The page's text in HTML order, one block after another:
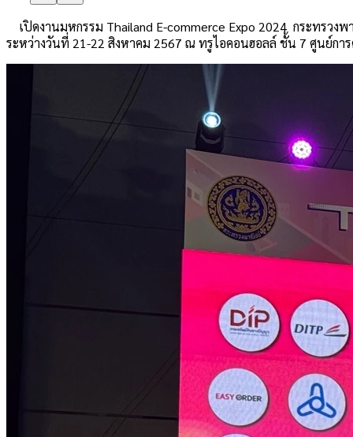
เปิดงานมหกรรม Thailand E-commerce Expo 2024 กระทรว
ระหว่างวันที่ 21-22 สิงหาคม 2567 ณ ทรูไอคอนฮอลล์ ชั้น 7 ศูนย์กา